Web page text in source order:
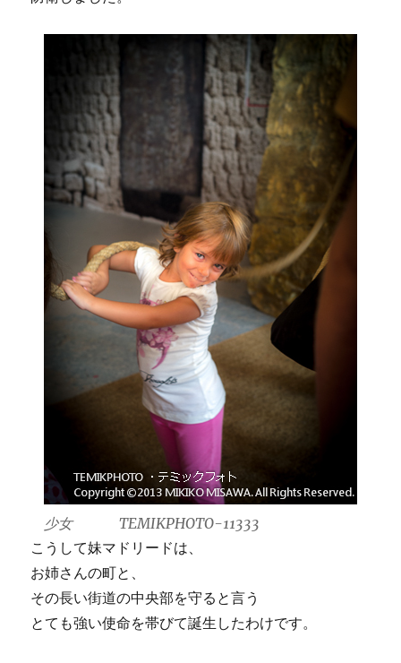
少女 TEMIKPHOTO-11333
こうして妹マドリードは、
お姉さんの町と、
その長い街道の中央部を守ると言う
とても強い使命を帯びて誕生したわけです。